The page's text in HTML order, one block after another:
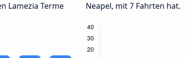
Lamezia Terme
Neapel, mit 7 Fahrten hat.